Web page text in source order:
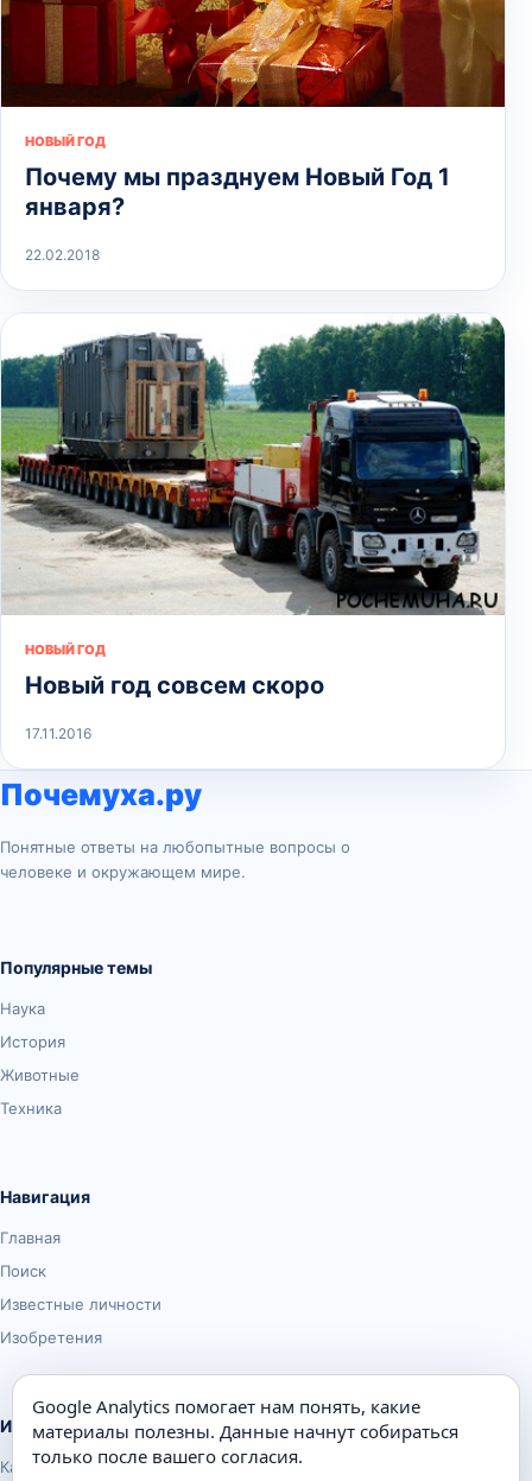
НОВЫЙ ГОД
Почему мы празднуем Новый Год 1
января?
22.02.2018
НОВЫЙ ГОД
Новый год совсем скоро
17.11.2016
Почемуха.ру
Понятные ответы на любопытные вопросы о
человеке и окружающем мире.
Популярные темы
Наука
История
Животные
Техника
Навигация
Главная
Поиск
Известные личности
Изобретения
Информация
Карта сайта
Google Analytics помогает нам понять, какие
материалы полезны. Данные начнут собираться
только после вашего согласия.